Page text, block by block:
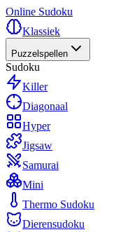
Online Sudoku
Klassiek
Puzzelspellen
Sudoku
Killer
Diagonaal
Hyper
Jigsaw
Samurai
Mini
Thermo Sudoku
Dierensudoku